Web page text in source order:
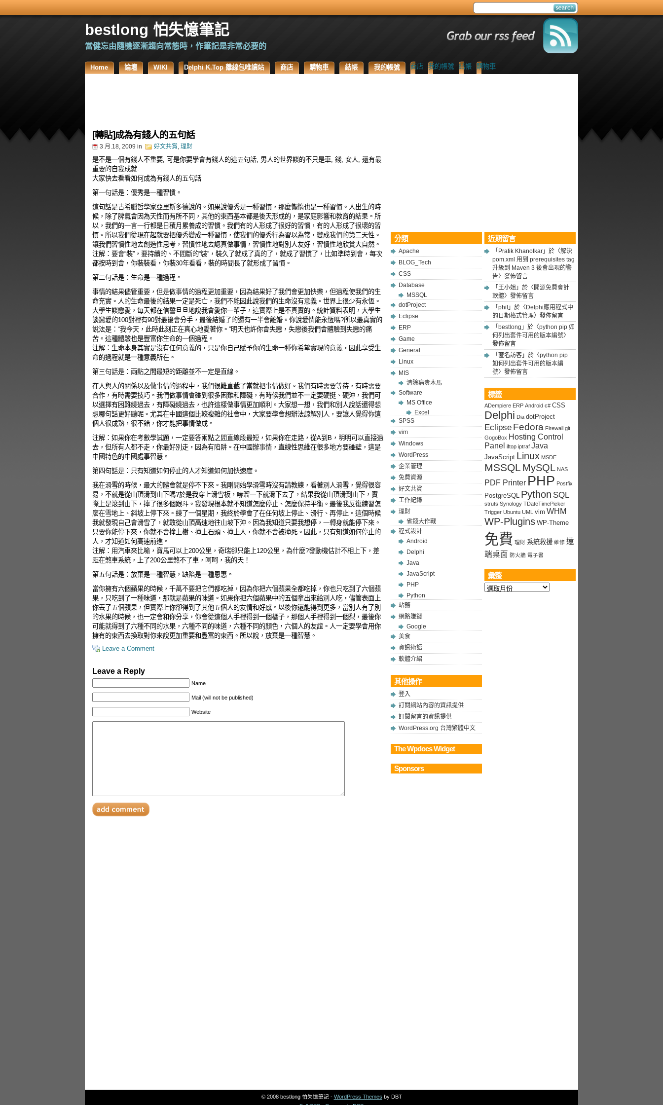
bestlong 怕失憶筆記
當健忘由隨機逐漸趨向常態時，作筆記是非常必要的
Home 論壇 WIKI Delphi K.Top 離線包唯讀站 商店 購物車 結帳 我的帳號 商店 我的帳號 結帳 購物車
[轉貼]成為有錢人的五句話
3 月.18, 2009 in 好文共賞, 理財
是不是一個有錢人不重要, 可是你要學會有錢人的這五句話, 男人的世界談的不只是車, 錢, 女人, 還有最
重要的自我成就.
大家快去看看如何成為有錢人的五句話
第一句話是：優秀是一種習慣。
這句話是古希臘哲學家亞里斯多德說的。如果說優秀是一種習慣，那麼懶惰也是一種習慣。人出生的時
候，除了脾氣會因為天性而有所不同，其他的東西基本都是後天形成的，是家庭影響和教育的結果。所
以，我們的一言一行都是日積月累養成的習慣。我們有的人形成了很好的習慣，有的人形成了很壞的習
慣。所以我們從現在起就要把優秀變成一種習慣，使我們的優秀行為習以為常，變成我們的第二天性。
讓我們習慣性地去創造性思考，習慣性地去認真做事情，習慣性地對別人友好，習慣性地欣賞大自然。
注解：要會“裝”，要持續的、不間斷的“裝”，裝久了就成了真的了，就成了習慣了，比如準時到會，每次
都按時到會，你裝裝看，你裝30年看看，裝的時間長了就形成了習慣。
第二句話是：生命是一種過程。
事情的結果儘管重要，但是做事情的過程更加重要，因為結果好了我們會更加快樂，但過程使我們的生
命充實。人的生命最後的結果一定是死亡，我們不能因此說我們的生命沒有意義。世界上很少有永恆。
大學生談戀愛，每天都在信誓旦旦地說我會愛你一輩子，這實際上是不真實的。統計資料表明，大學生
談戀愛的100對裡有90對最後會分手，最後結婚了的還有一半會離婚。你說愛情能永恆嗎?所以最真實的
說法是：“我今天，此時此刻正在真心地愛著你。”明天也許你會失戀，失戀後我們會體驗到失戀的痛
苦。這種體驗也是豐富你生命的一個過程。
注解：生命本身其實是沒有任何意義的，只是你自己賦予你的生命一種你希望實現的意義，因此享受生
命的過程就是一種意義所在。
第三句話是：兩點之間最短的距離並不一定是直線。
在人與人的關係以及做事情的過程中，我們很難直截了當就把事情做好。我們有時需要等待，有時需要
合作，有時需要技巧。我們做事情會碰到很多困難和障礙，有時候我們並不一定要硬挺、硬沖，我們可
以選擇有困難繞過去，有障礙繞過去，也許這樣做事情更加順利。大家想一想，我們和別人說話還得想
想哪句話更好聽呢。尤其在中國這個比較複雜的社會中，大家要學會想辦法諒解別人，要讓人覺得你這
個人很成熟，很不錯，你才能把事情做成。
注解：如果你在考數學試題，一定要答兩點之間直線段最短，如果你在走路，從A到B，明明可以直接過
去，但所有人都不走，你最好別走，因為有陷阱。在中國辦事情，直線性思維在很多地方要碰壁，這是
中國特色的中國處事智慧。
第四句話是：只有知道如何停止的人才知道如何加快速度。
我在滑雪的時候，最大的體會就是停不下來。我剛開始學滑雪時沒有請教練，看著別人滑雪，覺得很容
易，不就是從山頂滑到山下嗎?於是我穿上滑雪板，哧溜一下就滑下去了，結果我從山頂滑到山下，實
際上是滾到山下，摔了很多個跟斗。我發現根本就不知道怎麼停止、怎麼保持平衡。最後我反復練習怎
麼在雪地上、斜坡上停下來。練了一個星期，我終於學會了在任何坡上停止、滑行、再停止。這個時候
我就發現自己會滑雪了，就敢從山頂高速地往山坡下沖。因為我知道只要我想停，一轉身就能停下來。
只要你能停下來，你就不會撞上樹、撞上石頭、撞上人，你就不會被撞死。因此，只有知道如何停止的
人，才知道如何高速前進。
注解：用汽車來比喻，寶馬可以上200公里，奇瑞卻只能上120公里，為什麼?發動機估計不相上下，差
距在煞車系統，上了200公里煞不了車，呵呵，我的天！
第五句話是：放棄是一種智慧，缺陷是一種恩惠。
當你擁有六個蘋果的時候，千萬不要把它們都吃掉，因為你把六個蘋果全都吃掉，你也只吃到了六個蘋
果，只吃到了一種味道，那就是蘋果的味道。如果你把六個蘋果中的五個拿出來給別人吃，儘管表面上
你丟了五個蘋果，但實際上你卻得到了其他五個人的友情和好感。以後你還能得到更多，當別人有了別
的水果的時候，也一定會和你分享，你會從這個人手裡得到一個橘子，那個人手裡得到一個梨，最後你
可能就得到了六種不同的水果，六種不同的味道，六種不同的顏色，六個人的友誼。人一定要學會用你
擁有的東西去換取對你來說更加重要和豐富的東西。所以說，放棄是一種智慧。
Leave a Comment
Leave a Reply
Name
Mail (will not be published)
Website
分類
Apache
BLOG_Tech
CSS
Database
MSSQL
dotProject
Eclipse
ERP
Game
General
Linux
MIS
清除病毒木馬
Software
MS Office
Excel
SPSS
vim
Windows
WordPress
企業管理
免費資源
好文共賞
工作紀錄
理財
省錢大作戰
程式設計
Android
Delphi
Java
JavaScript
PHP
Python
站務
網路賺錢
Google
美食
資訊術語
軟體介紹
其他操作
登入
訂閱網站內容的資訊提供
訂閱留言的資訊提供
WordPress.org 台灣繁體中文
The Wpdocs Widget
Sponsors
近期留言
「 Pratik Khanolkar 」於〈解決
pom.xml 用到 prerequisites tag
升級到 Maven 3 後會出現的警
告〉發佈留言
「 王小姐 」於〈開源免費會計
軟體〉發佈留言
「 phil 」於〈Delphi應用程式中
的日期格式管理〉發佈留言
「 bestlong 」於〈python pip 如
何列出套件可用的版本編號〉
發佈留言
「 匿名訪客 」於〈python pip
如何列出套件可用的版本編
號〉發佈留言
標籤
ADempiere ERP Android c# CSS
Delphi Dia dotProject
Eclipse Fedora Firewall git
GogoBox Hosting Control
Panel iftop iptraf Java
JavaScript Linux MSDE
MSSQL MySQL NAS
PDF Printer PHP Postfix
PostgreSQL Python SQL
struts Synology TDateTimePicker
Trigger Ubuntu UML vim WHM
WP-Plugins WP-Theme
免費 理財 系統救援 維修 遠
端桌面 防火牆 電子書
彙整
彙
© 2008 bestlong 怕失憶筆記 - WordPress Themes by DBT